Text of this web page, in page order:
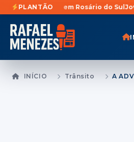
PLANTÃO
Rosário do Sul Jovem é preso com
INÍCIO Trânsito A